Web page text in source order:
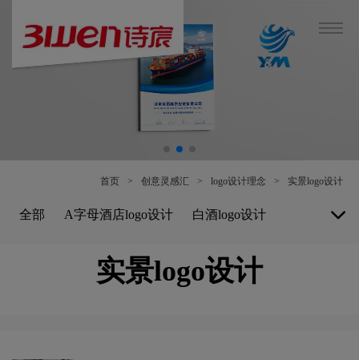
首页 > 创意灵感汇 > logo设计理念 > 实景logo设计
全部 A字母酒店logo设计 白酒logo设计
保险公司logo设计
实景logo设计